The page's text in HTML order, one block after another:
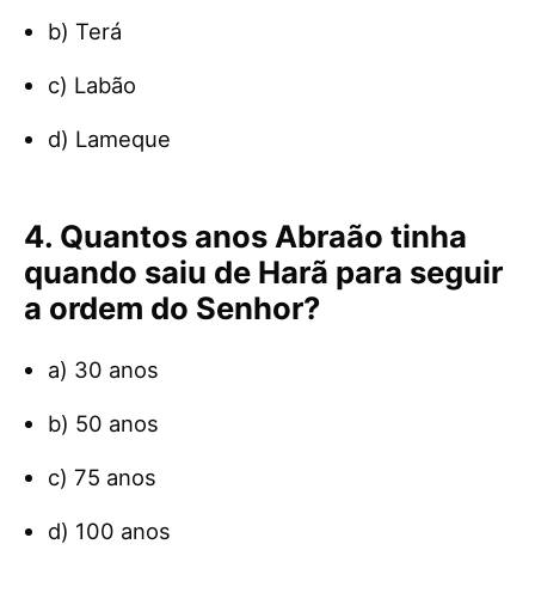
b) Terá
c) Labão
d) Lameque
4. Quantos anos Abraão tinha
quando saiu de Harã para seguir
a ordem do Senhor?
a) 30 anos
b) 50 anos
c) 75 anos
d) 100 anos